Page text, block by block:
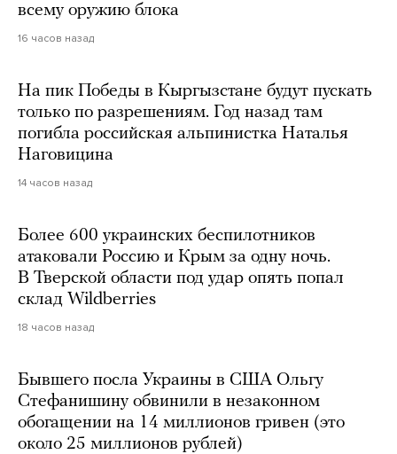
всему оружию блока
16 часов назад
На пик Победы в Кыргызстане будут пускать
только по разрешениям. Год назад там
погибла российская альпинистка Наталья
Наговицина
14 часов назад
Более 600 украинских беспилотников
атаковали Россию и Крым за одну ночь.
В Тверской области под удар опять попал
склад Wildberries
18 часов назад
Бывшего посла Украины в США Ольгу
Стефанишину обвинили в незаконном
обогащении на 14 миллионов гривен (это
около 25 миллионов рублей)